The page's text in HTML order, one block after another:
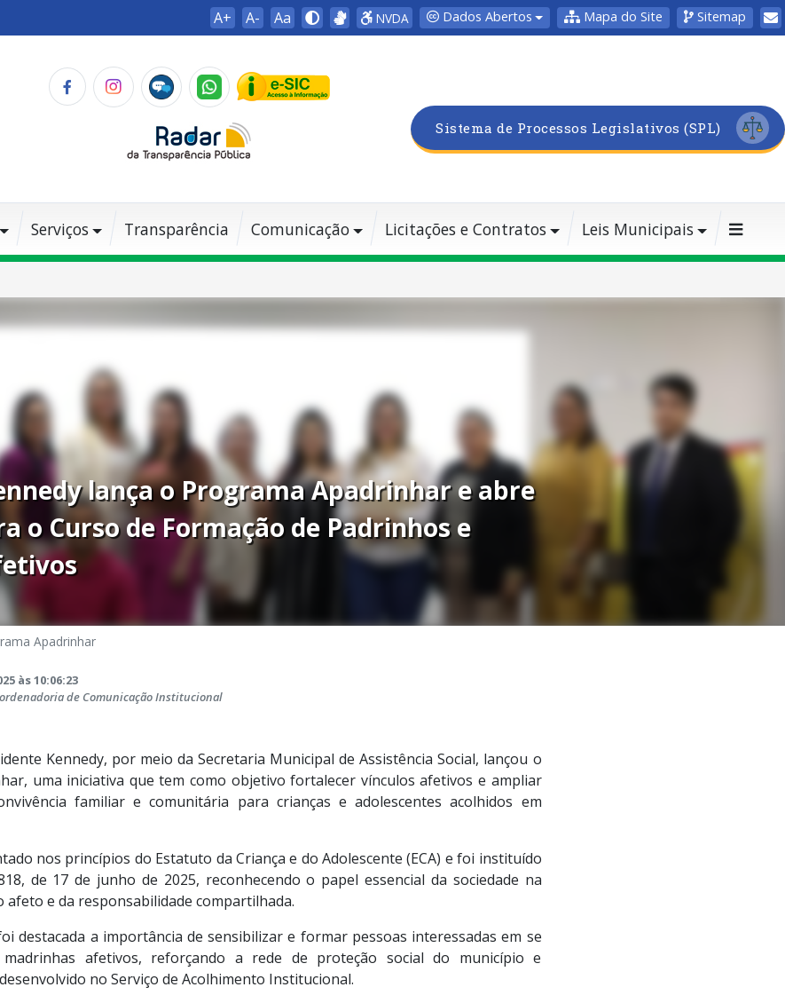
A+ A- Aa NVDA Dados Abertos Mapa do Site Sitemap
Sistema de Processos Legislativos (SPL)
Serviços Transparência Comunicação Licitações e Contratos Leis Municipais
lança o Programa Apadrinhar e abre
o Curso de Formação de Padrinhos e
Apadrinhar
às 10:06:23
de Comunicação Institucional
Kennedy, por meio da Secretaria Municipal de Assistência Social, lançou o
uma iniciativa que tem como objetivo fortalecer vínculos afetivos e ampliar
familiar e comunitária para crianças e adolescentes acolhidos em
nos princípios do Estatuto da Criança e do Adolescente (ECA) e foi instituído
de 17 de junho de 2025, reconhecendo o papel essencial da sociedade na
afeto e da responsabilidade compartilhada.
destacada a importância de sensibilizar e formar pessoas interessadas em se
afetivos, reforçando a rede de proteção social do município e
no Serviço de Acolhimento Institucional.